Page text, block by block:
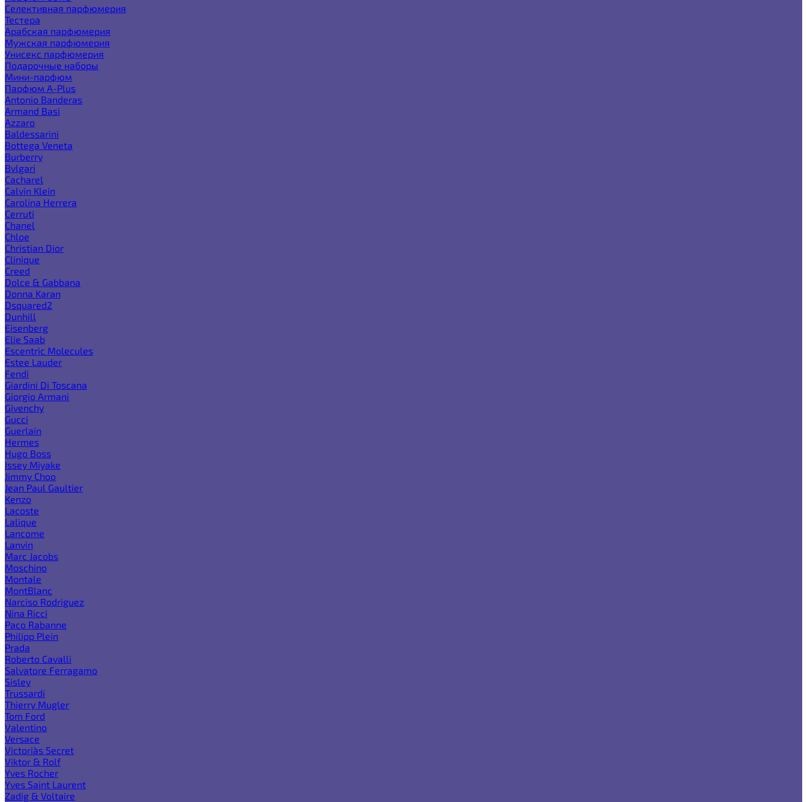
Селективная парфюмерия
Тестера
Арабская парфюмерия
Мужская парфюмерия
Унисекс парфюмерия
Подарочные наборы
Мини-парфюм
Парфюм A-Plus
Antonio Banderas
Armand Basi
Azzaro
Baldessarini
Bottega Veneta
Burberry
Bvlgari
Cacharel
Calvin Klein
Carolina Herrera
Cerruti
Chanel
Chloe
Christian Dior
Clinique
Creed
Dolce & Gabbana
Donna Karan
Dsquared2
Dunhill
Eisenberg
Elie Saab
Escentric Molecules
Estee Lauder
Fendi
Giardini Di Toscana
Giorgio Armani
Givenchy
Gucci
Guerlain
Hermes
Hugo Boss
Issey Miyake
Jimmy Choo
Jean Paul Gaultier
Kenzo
Lacoste
Lalique
Lancome
Lanvin
Marc Jacobs
Moschino
Montale
MontBlanc
Narciso Rodriguez
Nina Ricci
Paco Rabanne
Philipp Plein
Prada
Roberto Cavalli
Salvatore Ferragamo
Sisley
Trussardi
Thierry Mugler
Tom Ford
Valentino
Versace
Victoria`s Secret
Viktor & Rolf
Yves Rocher
Yves Saint Laurent
Zadig & Voltaire